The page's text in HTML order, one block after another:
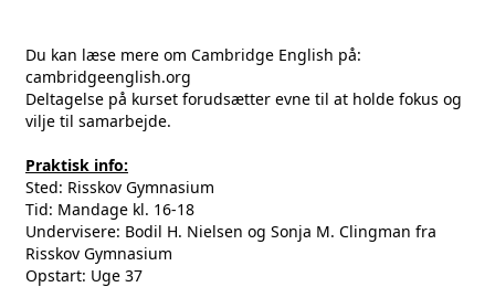
Du kan læse mere om Cambridge English på:
cambridgeenglish.org
Deltagelse på kurset forudsætter evne til at holde fokus og
vilje til samarbejde.
Praktisk info:
Sted: Risskov Gymnasium
Tid: Mandage kl. 16-18
Undervisere: Bodil H. Nielsen og Sonja M. Clingman fra
Risskov Gymnasium
Opstart: Uge 37